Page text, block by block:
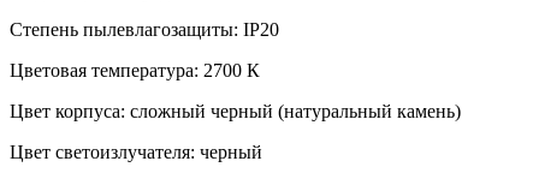
Степень пылевлагозащиты: IP20
Цветовая температура: 2700 К
Цвет корпуса: сложный черный (натуральный камень)
Цвет светоизлучателя: черный